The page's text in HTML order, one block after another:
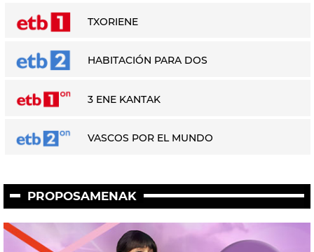
TXORIENE
HABITACIÓN PARA DOS
3 ENE KANTAK
VASCOS POR EL MUNDO
PROPOSAMENAK